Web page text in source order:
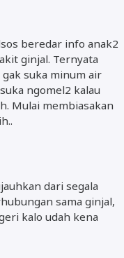
beredar info anak2
ginjal. Ternyata
suka minum air
ngomel2 kalau
Mulai membiasakan
dari segala
sama ginjal,
kalo udah kena